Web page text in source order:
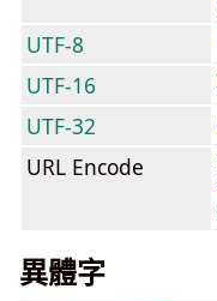
UTF-8
UTF-16
UTF-32
URL Encode
異體字